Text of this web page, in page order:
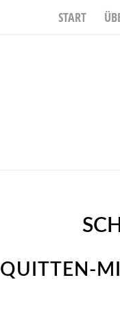
START
QUITTEN-